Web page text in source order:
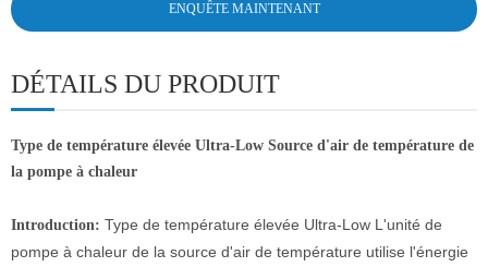
ENQUÊTE MAINTENANT
DÉTAILS DU PRODUIT
Type de température élevée Ultra-Low Source d'air de température de
la pompe à chaleur
Introduction: Type de température élevée Ultra-Low L'unité de
pompe à chaleur de la source d'air de température utilise l'énergie